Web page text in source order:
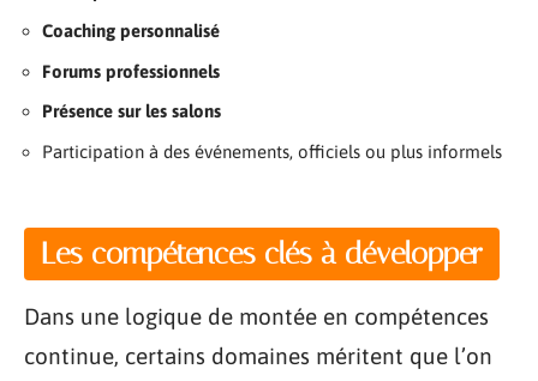
Coaching personnalisé
Forums professionnels
Présence sur les salons
Participation à des événements, officiels ou plus informels
Les compétences clés à développer
Dans une logique de montée en compétences
continue, certains domaines méritent que l’on